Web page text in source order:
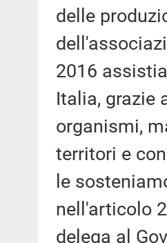
delle
2016
Italia, grazie
organismi,
territori e
le
nell'articolo
delega al